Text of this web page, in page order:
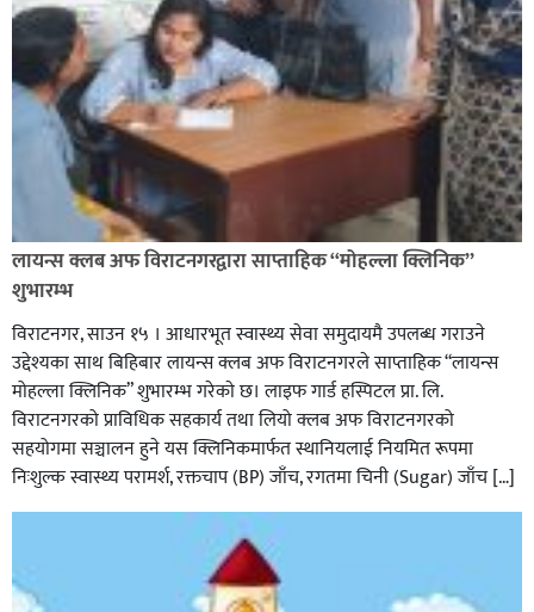
लायन्स क्लब अफ विराटनगरद्वारा साप्ताहिक “मोहल्ला क्लिनिक”
शुभारम्भ
विराटनगर, साउन १५ । आधारभूत स्वास्थ्य सेवा समुदायमै उपलब्ध गराउने
उद्देश्यका साथ बिहिबार लायन्स क्लब अफ विराटनगरले साप्ताहिक “लायन्स
मोहल्ला क्लिनिक” शुभारम्भ गरेकाे छ। लाइफ गार्ड हस्पिटल प्रा. लि.
विराटनगरको प्राविधिक सहकार्य तथा लियो क्लब अफ विराटनगरको
सहयोगमा सञ्चालन हुने यस क्लिनिकमार्फत स्थानियलाई नियमित रूपमा
निःशुल्क स्वास्थ्य परामर्श, रक्तचाप (BP) जाँच, रगतमा चिनी (Sugar) जाँच […]